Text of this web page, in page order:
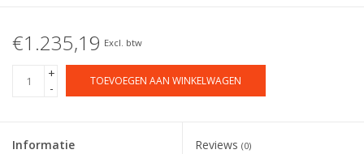
€1.235,19 Excl. btw
+
-
TOEVOEGEN AAN WINKELWAGEN
Informatie Reviews (0)